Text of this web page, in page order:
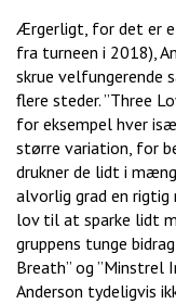
Ærgerligt, for det er
fra turneen i 2018),
skrue velfungerende
flere steder. ”Three
for eksempel hver
større variation, for
drukner de lidt i
alvorlig grad en rigtig
lov til at sparke lidt
gruppens tunge
Breath” og ”Minstrel
Anderson tydeligvis